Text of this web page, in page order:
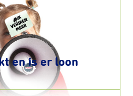
en is er loon